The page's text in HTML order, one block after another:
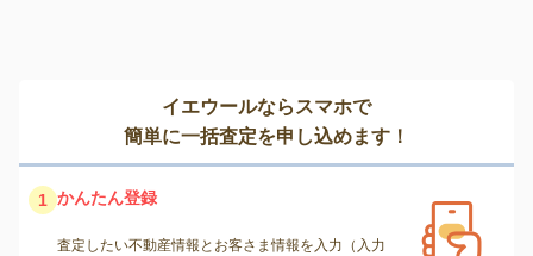
イエウールならスマホで
簡単に一括査定を申し込めます！
1 かんたん登録
査定したい不動産情報とお客さま情報を入力（入力